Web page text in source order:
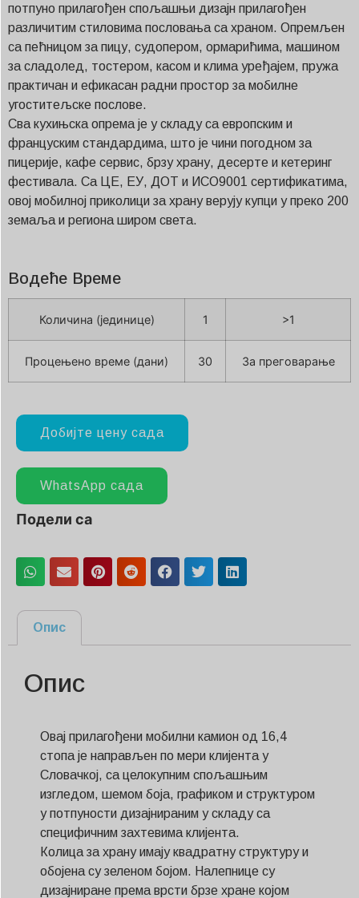
потпуно прилагођен спољашњи дизајн прилагођен
различитим стиловима пословања са храном. Опремљен
са пећницом за пицу, судопером, ормарићима, машином
за сладолед, тостером, касом и клима уређајем, пружа
практичан и ефикасан радни простор за мобилне
угоститељске послове.
Сва кухињска опрема је у складу са европским и
француским стандардима, што је чини погодном за
пицерије, кафе сервис, брзу храну, десерте и кетеринг
фестивала. Са ЦЕ, ЕУ, ДОТ и ИСО9001 сертификатима,
овој мобилној приколици за храну верују купци у преко 200
земаља и региона широм света.
Водеће Време
Количина (јединице) 1 >1
Процењено време (дани) 30 За преговарање
Добијте цену сада
WhatsApp сада
Подели са
Опис
Опис
Овај прилагођени мобилни камион од 16,4
стопа је направљен по мери клијента у
Словачкој, са целокупним спољашњим
изгледом, шемом боја, графиком и структуром
у потпуности дизајнираним у складу са
специфичним захтевима клијента.
Колица за храну имају квадратну структуру и
обојена су зеленом бојом. Налепнице су
дизајниране према врсти брзе хране којом